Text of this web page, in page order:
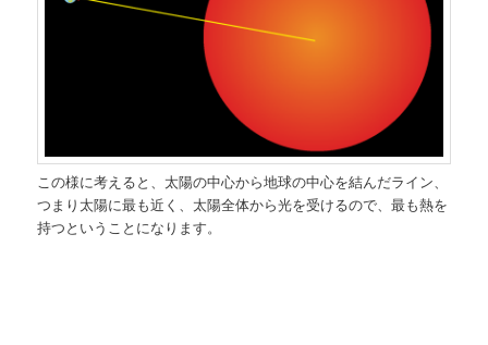
この様に考えると、太陽の中心から地球の中心を結んだライン、
つまり太陽に最も近く、太陽全体から光を受けるので、最も熱を
持つということになります。